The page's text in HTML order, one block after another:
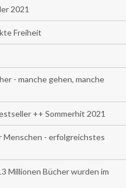
2021
Freiheit
- manche gehen, manche
++ Sommerhit 2021
Menschen - erfolgreichstes
Millionen Bücher wurden im